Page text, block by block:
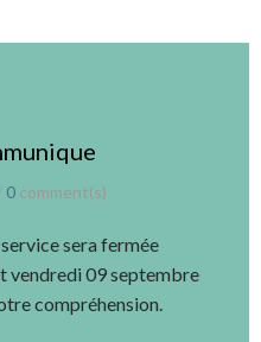
0 comment(s)
sera fermée
vendredi 09 septembre
compréhension.